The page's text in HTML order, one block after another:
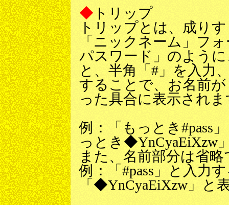
◆ トリップ
トリップとは、成り
「ニックネーム」フ
パスワード」のよう
と、半角「#」を入力
することで、お名前
った具合に表示されま
例：「もっとき#pass
っとき◆YnCyaEiXzw
また、名前部分は省
例：「#pass」と入力
「◆YnCyaEiXzw」と